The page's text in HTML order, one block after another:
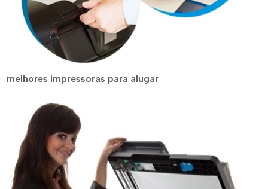
melhores impressoras para alugar